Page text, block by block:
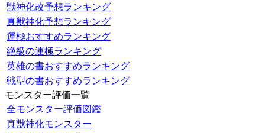
獣神化改予想ランキング
真獣神化予想ランキング
運極おすすめランキング
絶級の運極ランキング
英雄の書おすすめランキング
戦型の書おすすめランキング
モンスター評価一覧
全モンスター評価図鑑
真獣神化モンスター